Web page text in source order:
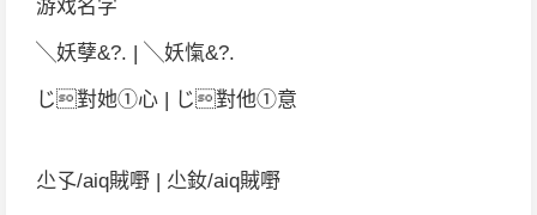
游戏名字
╲妖孽&?. | ╲妖愾&?.
じ對她①心 | じ對他①意
尐孓/aiq賊嘢 | 尐釹/aiq賊嘢